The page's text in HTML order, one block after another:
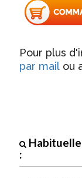
Pour plus
par mailou
: